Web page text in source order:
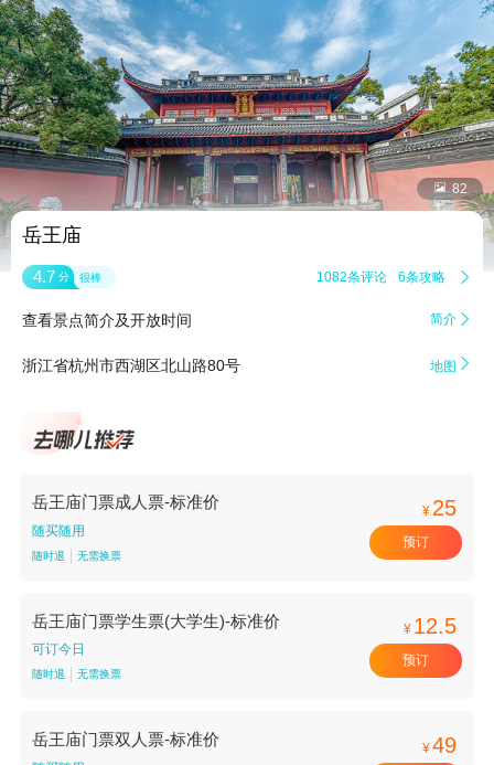
 82
岳王庙
4.7 分 很棒 1082条评论 6条攻略 
查看景点简介及开放时间 简介 
浙江省杭州市西湖区北山路80号 地图 
岳王庙门票成人票-标准价
随买随用
随时退 无需换票
¥ 25
预订
岳王庙门票学生票(大学生)-标准价
可订今日
随时退 无需换票
¥ 12.5
预订
岳王庙门票双人票-标准价 ¥49
